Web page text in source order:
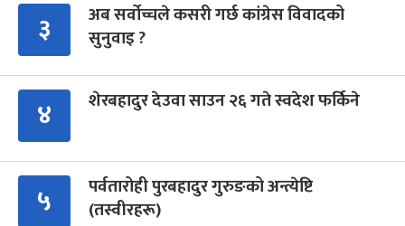
३
अब सर्वोच्चले कसरी गर्छ कांग्रेस विवादको
सुनुवाइ ?
४ शेरबहादुर देउवा साउन २६ गते स्वदेश फर्किने
५
पर्वतारोही पुरबहादुर गुरुङको अन्त्येष्टि
(तस्वीरहरू)